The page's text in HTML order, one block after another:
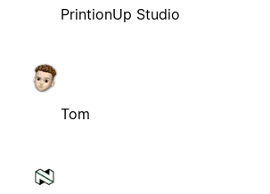
PrintionUp Studio
Tom